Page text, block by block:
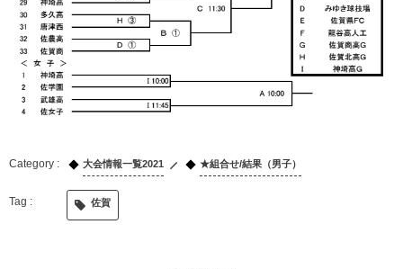
大会情報一覧2021 ★組合せ/結果（男子）
佐賀